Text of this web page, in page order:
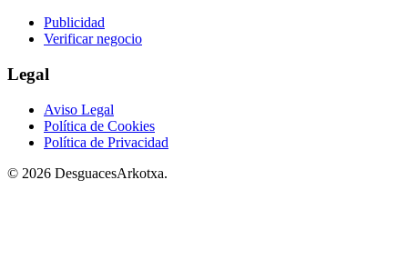
Publicidad
Verificar negocio
Legal
Aviso Legal
Política de Cookies
Política de Privacidad
© 2026 DesguacesArkotxa.